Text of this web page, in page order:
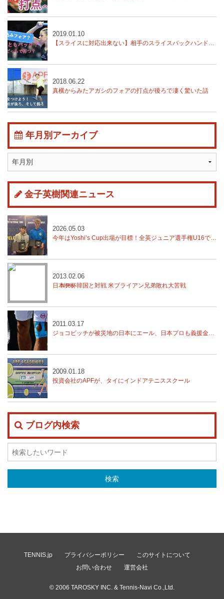
【スライスに対応出来ない】相手のスライスバックハンドをどう対処する？
2019.01.10
真横からみたアガシのフォアの打点が後ろで凄く驚いた話
2018.06.22
年月別アーカイブ
金子英樹関連ニュース
今年はYoshi’s Cup出場が目標！全英ジュニア選手権U16で湯藤慶寿が優勝！
2026.05.03
日本デ杯韓国と対戦 米ブライアン兄弟敗れ大苦戦
2013.02.06
ジョコビッチが被災地の日本にエール、日本プロも義援金活動
2011.03.17
投資会社のAPFが、タイにインドアテニススクール
2009.01.18
ブログ内検索
TENNIS.jp プライバシーポリシー
このサイトについて
お問い合わせ
運営会社
© 2006 TAROSKY INC. & Tennis-Navi Co.,Ltd.